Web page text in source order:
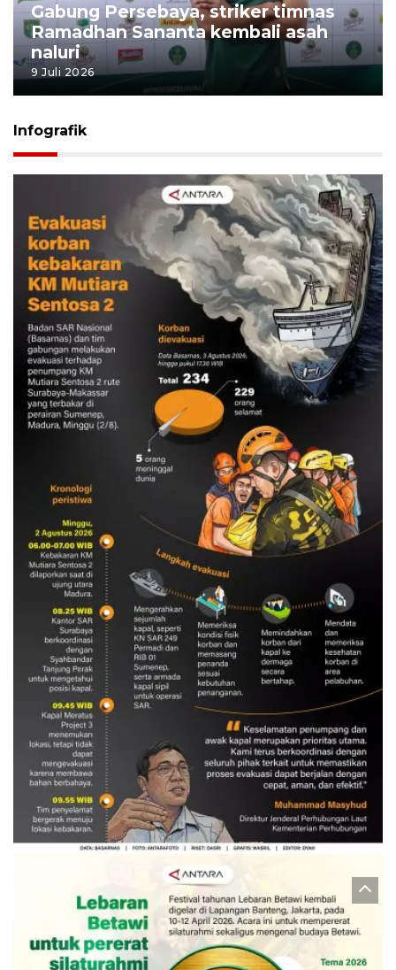
Gabung Persebaya, striker timnas
Ramadhan Sananta kembali asah
naluri
9 Juli 2026
Infografik
Evakuasi korban kebakaran KM
Mutiara Sentosa 2
3 Agustus 2026